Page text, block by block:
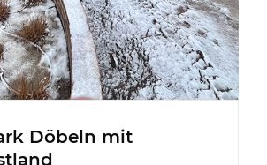
Döbeln mit